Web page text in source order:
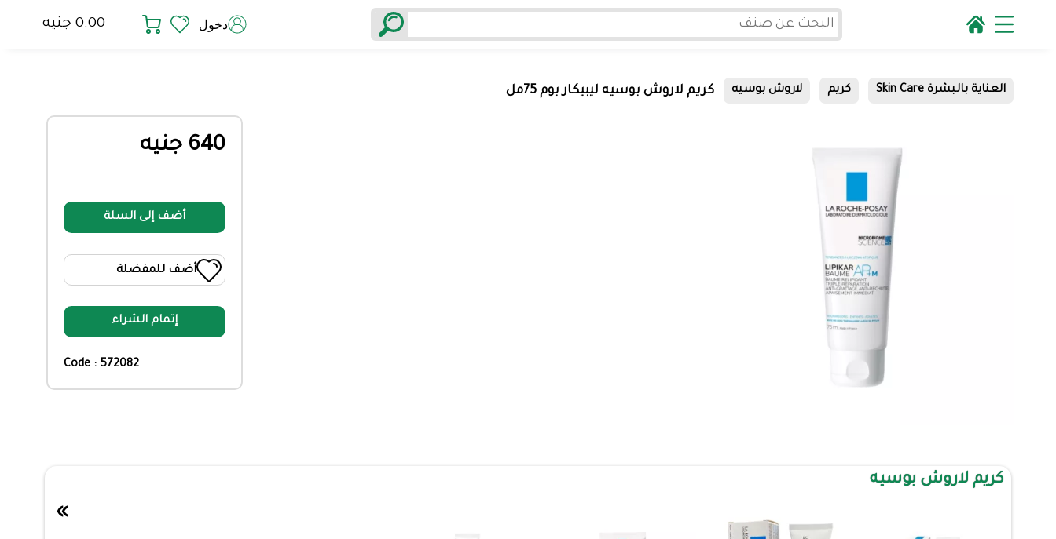
دخول 0.00 جنيه
العناية بالبشرة Skin Care كريم لاروش بوسيه كريم لاروش بوسيه ليبيكار بوم 75مل
640 جنيه
أضف إلى السلة
أضف للمفضلة
إتمام الشراء
Code : 572082
كريم لاروش بوسيه
»